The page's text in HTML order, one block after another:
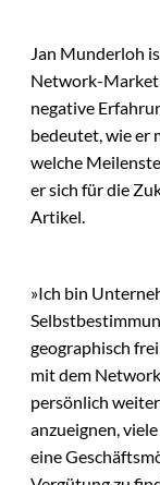
Jan Munderloh
Network-
negative
bedeutet, wie er
welche
er sich für die
Artikel.
»Ich bin
geographisch
mit dem
persönlich
anzueignen,
eine